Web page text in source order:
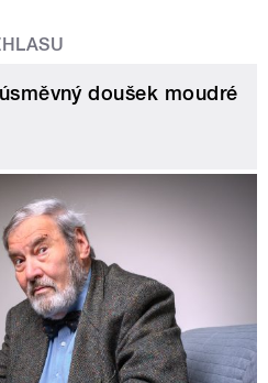
doušek moudré